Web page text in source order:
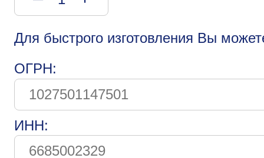
Для быстрого изготовления Вы
ОГРН:
ИНН: